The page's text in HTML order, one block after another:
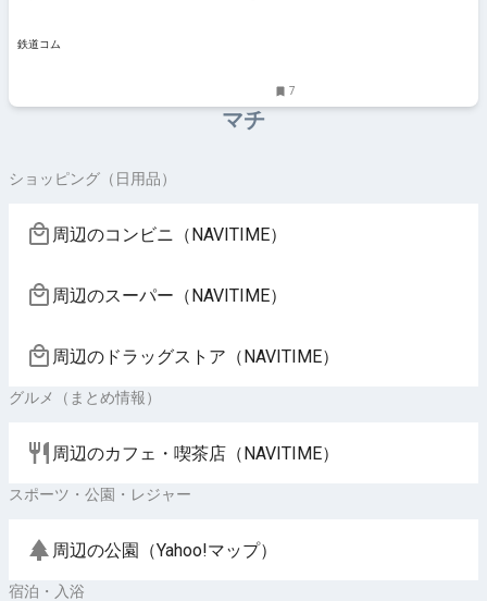
鉄道コム
7
マチ
ショッピング（日用品）
周辺のコンビニ（NAVITIME）
周辺のスーパー（NAVITIME）
周辺のドラッグストア（NAVITIME）
グルメ（まとめ情報）
周辺のカフェ・喫茶店（NAVITIME）
スポーツ・公園・レジャー
周辺の公園（Yahoo!マップ）
宿泊・入浴